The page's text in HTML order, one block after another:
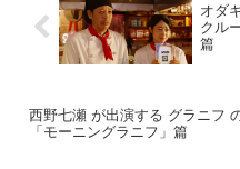
オダ
クルート
篇
西野七瀬 が出演する グラニフ
「モーニングラニフ」篇